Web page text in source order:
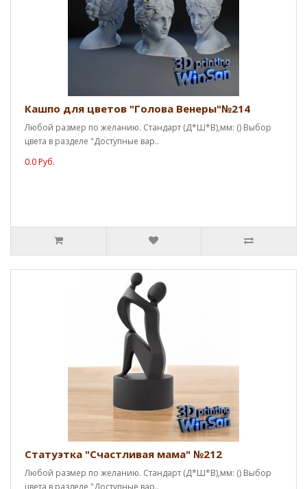
Кашпо для цветов "Голова Венеры"№214
Любой размер по желанию. Стандарт (Д*Ш*В),мм: () Выбор
цвета в разделе "Доступные вар..
0.0 Руб.
Статуэтка "Счастливая мама" №212
Любой размер по желанию. Стандарт (Д*Ш*В),мм: () Выбор
цвета в разделе "Доступные вар..